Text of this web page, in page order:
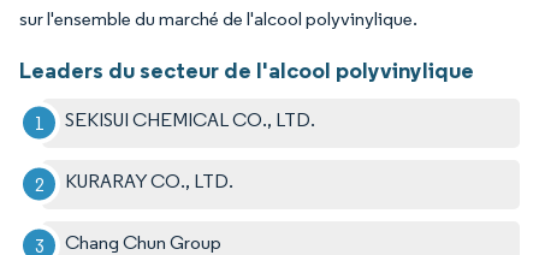
sur l'ensemble du marché de l'alcool polyvinylique.
Leaders du secteur de l'alcool polyvinylique
SEKISUI CHEMICAL CO., LTD.
KURARAY CO., LTD.
Chang Chun Group